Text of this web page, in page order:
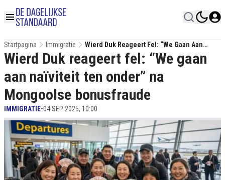
Startpagina Immigratie
Wierd Duk Reageert Fel: “We Gaan Aan
Naïviteit Ten Onder” Na Mongoolse
Bonusfraude
Wierd Duk reageert fel: “We gaan
aan naïviteit ten onder” na
Mongoolse bonusfraude
IMMIGRATIE•04 SEP 2025, 10:00